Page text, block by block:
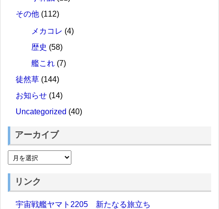
その他 (112)
メカコレ (4)
歴史 (58)
艦これ (7)
徒然草 (144)
お知らせ (14)
Uncategorized (40)
アーカイブ
リンク
宇宙戦艦ヤマト2205 新たなる旅立ち